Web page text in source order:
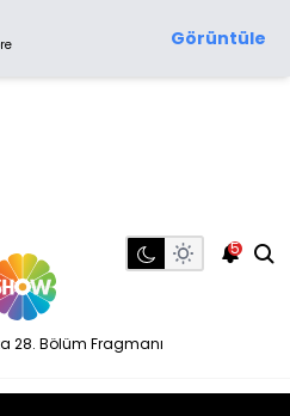
Görüntüle
5
28. Bölüm Fragmanı